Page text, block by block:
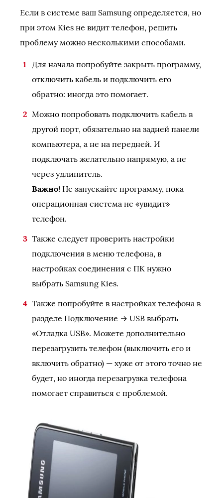
Если в системе ваш Samsung определяется, но
при этом Kies не видит телефон, решить
проблему можно несколькими способами.
Для начала попробуйте закрыть программу,
отключить кабель и подключить его
обратно: иногда это помогает.
Можно попробовать подключить кабель в
другой порт, обязательно на задней панели
компьютера, а не на передней. И
подключать желательно напрямую, а не
через удлинитель.
Важно! Не запускайте программу, пока
операционная система не «увидит»
телефон.
Также следует проверить настройки
подключения в меню телефона, в
настройках соединения с ПК нужно
выбрать Samsung Kies.
Также попробуйте в настройках телефона в
разделе Подключение → USB выбрать
«Отладка USB». Можете дополнительно
перезагрузить телефон (выключить его и
включить обратно) — хуже от этого точно не
будет, но иногда перезагрузка телефона
помогает справиться с проблемой.